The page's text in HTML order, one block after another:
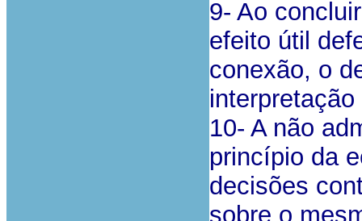
9- Ao
efeito útil
conexão, o
10- A não
princípio da
decisões
sobre o